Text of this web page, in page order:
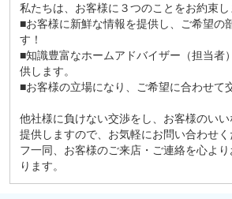
私たちは、お客様に３つのことをお約束し
■お客様に新鮮な情報を提供し、ご希望の
す！
■知識豊富なホームアドバイザー（担当者
供します。
■お客様の立場になり、ご希望に合わせて
他社様に負けない交渉をし、お客様のい
提供しますので、お気軽にお問い合わせ
フ一同、お客様のご来店・ご連絡を心よ
ります。